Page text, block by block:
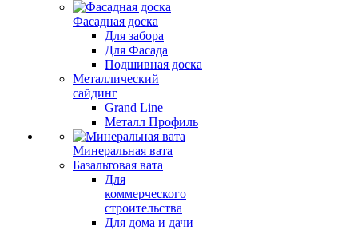
Фасадная доска
Для забора
Для Фасада
Подшивная доска
Металлический
сайдинг
Grand Line
Металл Профиль
Минеральная вата
Базальтовая вата
Для
коммерческого
строительства
Для дома и дачи